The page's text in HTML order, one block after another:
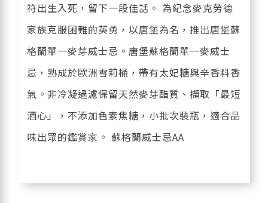
符出生入死，留下一段佳話。 為紀念麥克勞德
家族克服困難的英勇，以唐堡為名，推出唐堡蘇
格蘭單一麥芽威士忌。唐堡蘇格蘭單一麥威士
忌，熟成於歐洲雪莉桶，帶有太妃糖與辛香料香
氣。非冷凝過濾保留天然麥芽酯質、擷取「最短
酒心」，不添加色素焦糖，小批次裝瓶，適合品
味出眾的鑑賞家。 蘇格蘭威士忌AA